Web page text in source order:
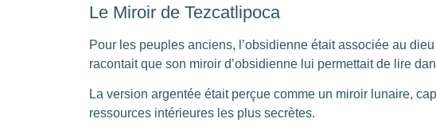
Le Miroir de Tezcatlipoca
Pour les peuples anciens, l’obsidienne était associée au
racontait que son miroir d’obsidienne lui permettait de lire
La version argentée était perçue comme un miroir lunaire,
ressources intérieures les plus secrètes.